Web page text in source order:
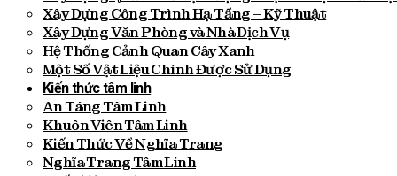
Xây Dựng Công Trình Hạ Tầng – Kỹ Thuật
Xây Dựng Văn Phòng và Nhà Dịch Vụ
Hệ Thống Cảnh Quan Cây Xanh
Một Số Vật Liệu Chính Được Sử Dụng
Kiến thức tâm linh
An Táng Tâm Linh
Khuôn Viên Tâm Linh
Kiến Thức Về Nghĩa Trang
Nghĩa Trang Tâm Linh